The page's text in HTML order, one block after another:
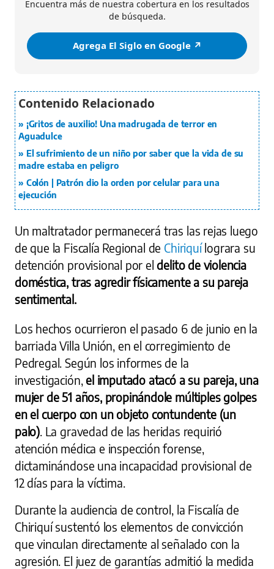
Encuentra más de nuestra cobertura en los resultados
de búsqueda.
Agrega El Siglo en Google ↗️
¡Gritos de auxilio! Una madrugada de terror en
Aguadulce
El sufrimiento de un niño por saber que la vida de su
madre estaba en peligro
Colón | Patrón dio la orden por celular para una
ejecución
Un maltratador permanecerá tras las rejas luego
de que la Fiscalía Regional de Chiriquílograra su
detención provisional por el delito de violencia
doméstica, tras agredir físicamente a su pareja
sentimental.
Los hechos ocurrieron el pasado 6 de junio en la
barriada Villa Unión, en el corregimiento de
Pedregal. Según los informes de la
investigación, el imputado atacó a su pareja, una
mujer de 51 años, propinándole múltiples golpes
en el cuerpo con un objeto contundente (un
palo) . La gravedad de las heridas requirió
atención médica e inspección forense,
dictaminándose una incapacidad provisional de
12 días para la víctima.
Durante la audiencia de control, la Fiscalía de
Chiriquí sustentó los elementos de convicción
que vinculan directamente al señalado con la
agresión. El juez de garantías admitió la medida